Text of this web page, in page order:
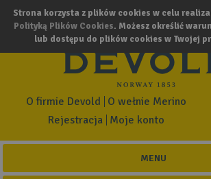
Strona korzysta z plików cookies w celu
Polityką Plików Cookies. Możesz określić
lub dostępu do plików cookies w Twojej
Rejestracja Moje konto
O firmie Devold O wełnie Merino
MENU